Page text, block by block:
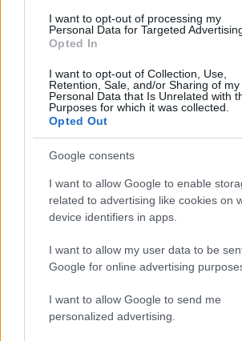
I want to opt-out of processing my
Personal Data for Targeted
Opted In
I want to opt-out of Collection, Use,
Retention, Sale, and/or Sharing of my
Personal Data that Is Unrelated with
Purposes for which it was collected.
Opted Out
Google consents
I want to allow Google to enable
related to advertising like cookies on
device identifiers in apps.
I want to allow my user data to be
Google for online advertising
I want to allow Google to send me
personalized advertising.
volt itt ideges?). Szerető Szabolcs
Andrásnak kedd délután kiesett a
A Heti Válaszban B.E.személyes
hogy Barack Obama levélben
sikeres válságkezeléshez. Hát
az ember? Megmondtuk, hogy
államcsőd, ez meg itt gratulálgat.
kormányra emberfeletti feladatok
minden téren megörökölt válságot
erőfeszítés aláásásának tekinthető
volt a hibás, korrupt döntések
nehéz helyzetben hatalomra kerülő
volna szívesen, ha elődjét, George W.
volna „példamutató" válságkezelésért"
Válasz.